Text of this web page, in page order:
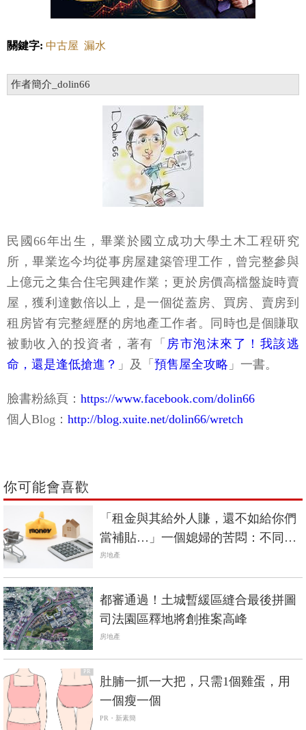
關鍵字: 中古屋 漏水
作者簡介_dolin66
民國66年出生，畢業於國立成功大學土木工程研究
所，畢業迄今均從事房屋建築管理工作，曾完整參與
上億元之集合住宅興建作業；更於房價高檔盤旋時賣
屋，獲利達數倍以上，是一個從蓋房、買房、賣房到
租房皆有完整經歷的房地產工作者。同時也是個賺取
被動收入的投資者，著有「 房市泡沫來了！我該逃
命，還是逢低搶進？ 」及「 預售屋全攻略 」一書。
臉書粉絲頁： https://www.facebook.com/dolin66
個人Blog： http://blog.xuite.net/dolin66/wretch
你可能會喜歡
「租金與其給外人賺，還不如給你們
當補貼…」一個媳婦的苦悶：不同住
行不行？
房地產
都審通過！土城暫緩區縫合最後拼圖
司法園區釋地將創推案高峰
房地產
PR
肚腩一抓一大把，只需1個雞蛋，用
一個瘦一個
PR・新素簡